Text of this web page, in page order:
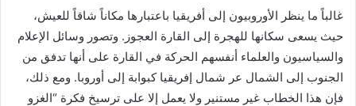
غالباً ما ينظر الأوروبيون إلى أفريقيا باعتبارها مكاناً شاقاً للعيش،
حيث يسعى سكانها للهجرة إلى القارة العجوز. وتصور وسائل الإعلام
والسياسيون والعلماء أنفسهم الحركة في القارة على أنها تدفق من
الجنوب إلى الشمال عر شمال إفريقيا كبوابة إلى أوروبا. ومع ذلك،
فإن هذا الخطاب غير مستنير ولا يعمل إلا على ترسيخ فكرة “الغزو